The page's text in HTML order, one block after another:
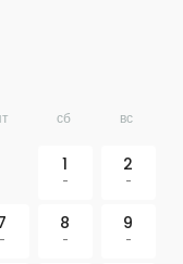
сб вс
1
-
2
-
-
8
-
9
-